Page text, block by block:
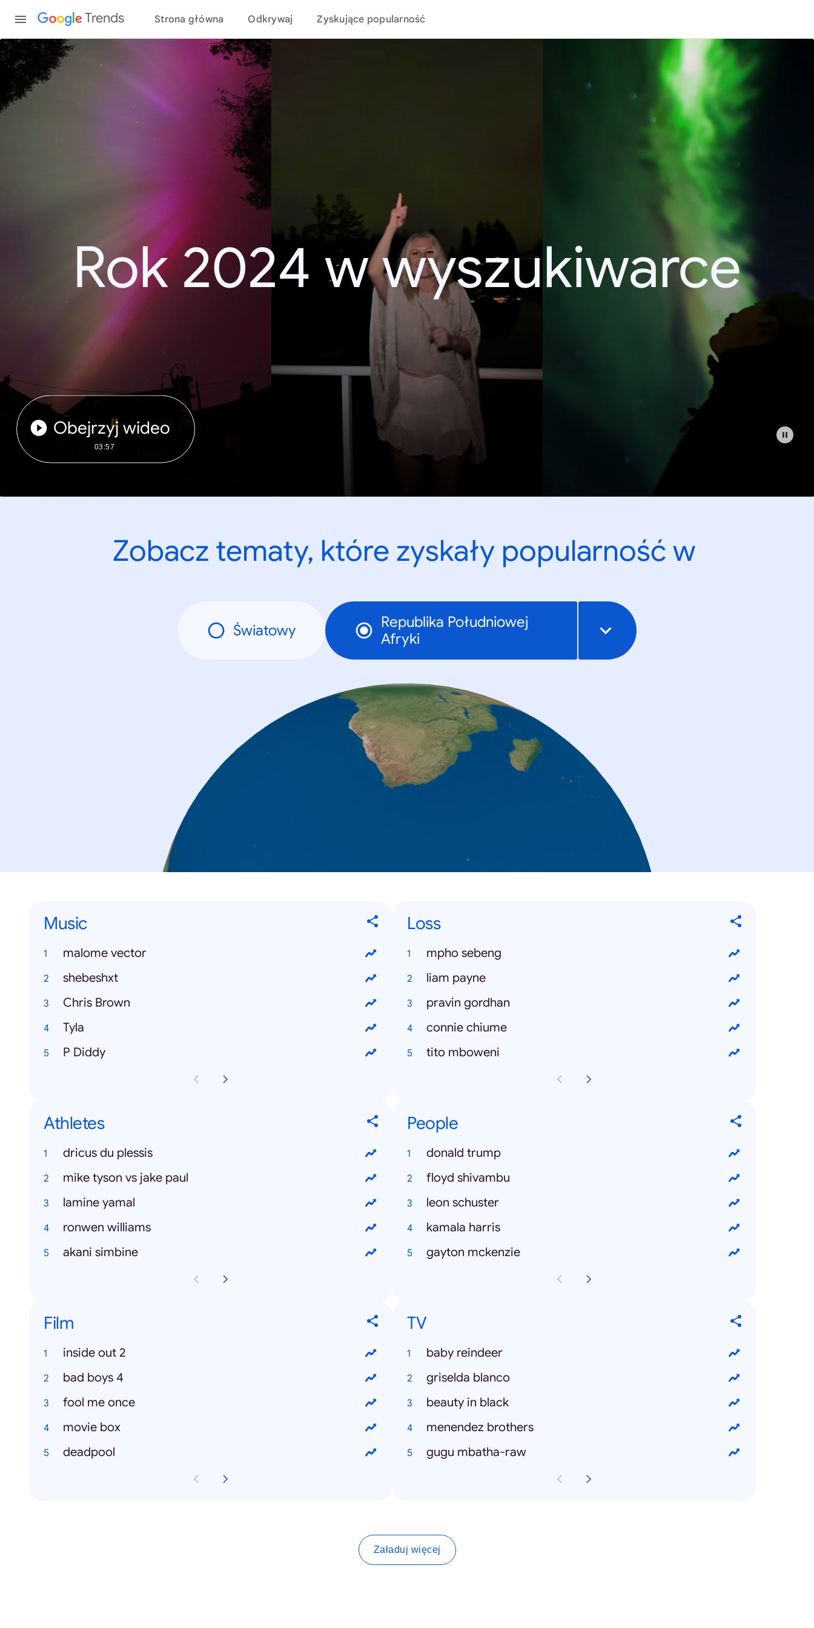
Trends Strona główna Odkrywaj Zyskujące popularność
Rok 2024 w wyszukiwarce
Obejrzyj wideo
03:57
Zobacz tematy, które zyskały popularność w
Światowy
Republika Południowej
Afryki
Music
malome vector
shebeshxt
Chris Brown
Tyla
P Diddy
Loss
mpho sebeng
liam payne
pravin gordhan
connie chiume
tito mboweni
Athletes
dricus du plessis
mike tyson vs jake paul
lamine yamal
ronwen williams
akani simbine
People
donald trump
floyd shivambu
leon schuster
kamala harris
gayton mckenzie
Film
inside out 2
bad boys 4
fool me once
movie box
deadpool
TV
baby reindeer
griselda blanco
beauty in black
menendez brothers
gugu mbatha-raw
Załaduj więcej